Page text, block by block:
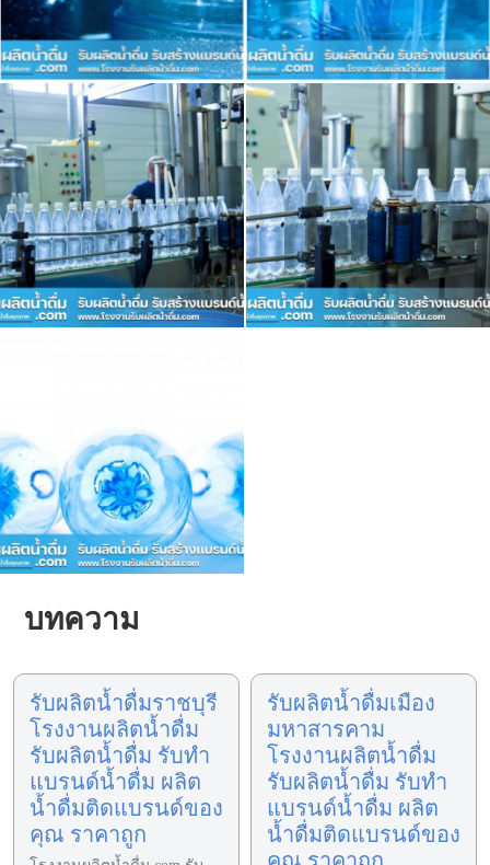
บทความ
รับผลิตน้ำดื่มราชบุรี
โรงงานผลิตน้ำดื่ม
รับผลิตน้ำดื่ม รับทำ
แบรนด์น้ำดื่ม ผลิต
น้ำดื่มติดแบรนด์ของ
คุณ ราคาถูก
รับผลิตน้ำดื่มเมือง
มหาสารคาม
โรงงานผลิตน้ำดื่ม
รับผลิตน้ำดื่ม รับทำ
แบรนด์น้ำดื่ม ผลิต
น้ำดื่มติดแบรนด์ของ
คุณ ราคาถูก